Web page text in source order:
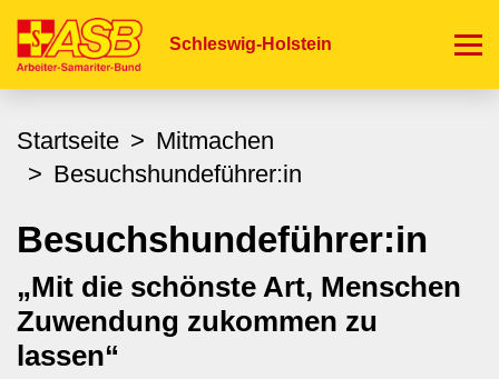
zum
Schleswig-Holstein
Startseite
Mitmachen
Besuchshundeführer:in
Besuchshundeführer:in
„Mit die schönste Art, Menschen
Zuwendung zukommen zu
lassen“